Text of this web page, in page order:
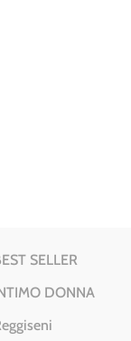
SELLER
DONNA